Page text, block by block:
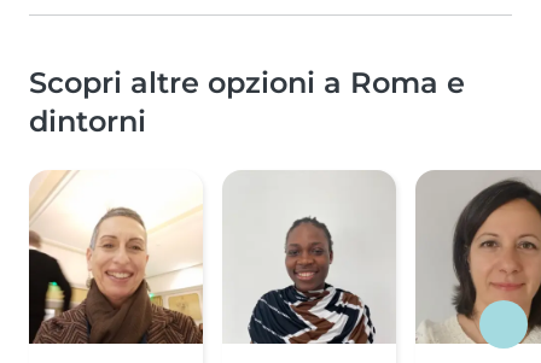
Scopri altre opzioni a Roma e
dintorni